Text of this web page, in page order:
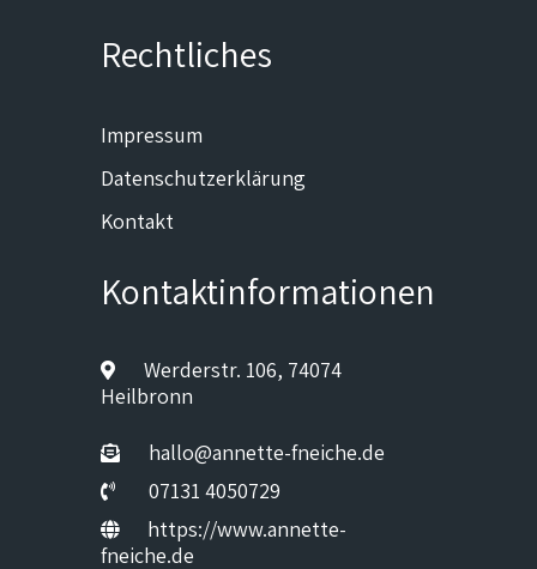
Rechtliches
Impressum
Datenschutzerklärung
Kontakt
Kontaktinformationen
Werderstr. 106, 74074
Heilbronn
hallo@annette-fneiche.de
07131 4050729
https://www.annette-
fneiche.de